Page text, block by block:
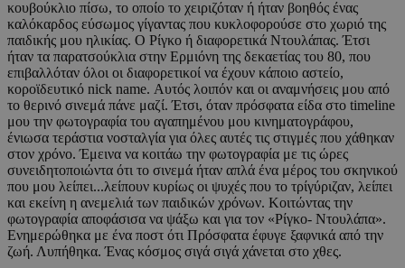
κουβούκλιο πίσω, το οποίο το χειριζόταν ή ήταν βοηθός ένας
καλόκαρδος εύσωμος γίγαντας που κυκλοφορούσε στο χωριό της
παιδικής μου ηλικίας. Ο Ρίγκο ή διαφορετικά Ντουλάπας. Έτσι
ήταν τα παρατσούκλια στην Ερμιόνη της δεκαετίας του 80, που
επιβαλλόταν όλοι οι διαφορετικοί να έχουν κάποιο αστείο,
κοροϊδευτικό nick name. Αυτός λοιπόν και οι αναμνήσεις μου από
το θερινό σινεμά πάνε μαζί. Έτσι, όταν πρόσφατα είδα στο timeline
μου την φωτογραφία του αγαπημένου μου κινηματογράφου,
ένιωσα τεράστια νοσταλγία για όλες αυτές τις στιγμές που χάθηκαν
στον χρόνο. Έμεινα να κοιτάω την φωτογραφία με τις ώρες
συνειδητοποιώντα ότι το σινεμά ήταν απλά ένα μέρος του σκηνικού
που μου λείπει...λείπουν κυρίως οι ψυχές που το τρίγύριζαν, λείπει
και εκείνη η ανεμελιά των παιδικών χρόνων. Κοιτώντας την
φωτογραφία αποφάσισα να ψάξω και για τον «Ρίγκο- Ντουλάπα».
Ενημερώθηκα με ένα ποστ ότι Πρόσφατα έφυγε ξαφνικά από την
ζωή. Λυπήθηκα. Ένας κόσμος σιγά σιγά χάνεται στο χθες.